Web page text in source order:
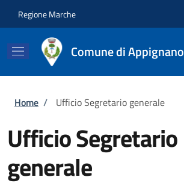
Regione Marche
Comune di Appignano
Briciole di pane
Home / Ufficio Segretario generale
Ufficio Segretario
generale